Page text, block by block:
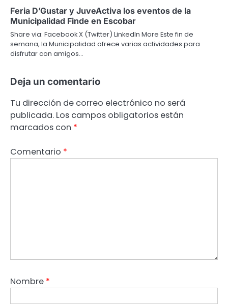
Feria D’Gustar y JuveActiva los eventos de la
Municipalidad Finde en Escobar
Share via: Facebook X (Twitter) LinkedIn More Este fin de
semana, la Municipalidad ofrece varias actividades para
disfrutar con amigos…
Deja un comentario
Tu dirección de correo electrónico no será
publicada. Los campos obligatorios están
marcados con *
Comentario *
Nombre *